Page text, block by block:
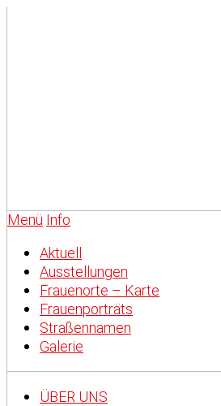
Menü Info
Aktuell
Ausstellungen
Frauenorte – Karte
Frauenporträts
Straßennamen
Galerie
ÜBER UNS